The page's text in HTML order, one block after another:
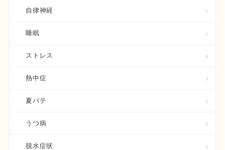
自律神経
睡眠
ストレス
熱中症
夏バテ
うつ病
脱水症状